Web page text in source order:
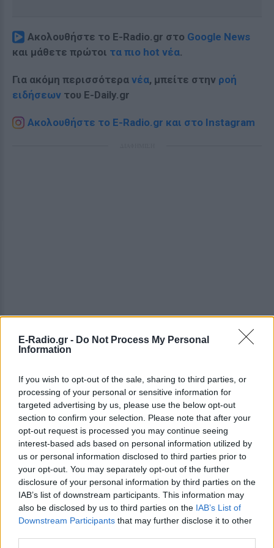
E-Radio.gr - Do Not Process My Personal
Information
If you wish to opt-out of the sale, sharing to third parties, or
processing of your personal or sensitive information for
targeted advertising by us, please use the below opt-out
section to confirm your selection. Please note that after your
opt-out request is processed you may continue seeing
interest-based ads based on personal information utilized by
us or personal information disclosed to third parties prior to
your opt-out. You may separately opt-out of the further
disclosure of your personal information by third parties on the
IAB’s list of downstream participants. This information may
also be disclosed by us to third parties on the IAB’s List of
Downstream Participants that may further disclose it to other
Ακολουθήστε το E-Radio.gr στο Google News
και μάθετε πρώτοι τα πιο hot νέα.
Για ακόμη περισσότερα νέα, μπείτε στην ροή
ειδήσεων του E-Daily.gr
Ακολουθήστε το E-Radio.gr και στο Instagram
ΔΕΙΤΕ ΕΠΙΣΗΣ
ΣΤΗΝ ΙΔΙΑ ΚΑΤΗΓΟΡΙΑ
Επιτρέπεται να προσπεράσεις
περιπολικό; Τι λέει ο ΚΟΚ που
οι περισσότεροι αγνοούν
ΣΉΜΕΡΑ